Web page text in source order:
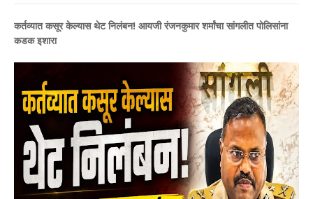
कर्तव्यात कसूर केल्यास थेट निलंबन! आयजी रंजनकुमार शर्मांचा सांगलीत पोलिसांना
कडक इशारा